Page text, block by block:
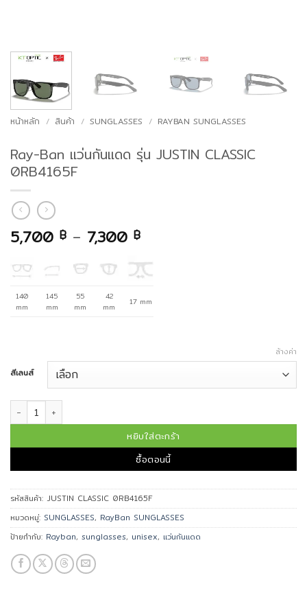
หน้าหลัก / สินค้า / SUNGLASSES / RAYBAN SUNGLASSES
Ray-Ban แว่นกันแดด รุ่น JUSTIN CLASSIC
0RB4165F
5,700 ฿ – 7,300 ฿Price
5,700 ฿
through
140
mm
145
mm
55
mm
42
mm
17 mm
สีเลนส์
ล้างค่า
จำนวน Ray-Ban แว่นกันแดด รุ่น JUSTIN CLASSIC 0RB4165F ชิ้น
หยิบใส่ตะกร้า
ซื้อตอนนี้
รหัสสินค้า: JUSTIN CLASSIC 0RB4165F
หมวดหมู่: SUNGLASSES, RayBan SUNGLASSES
ป้ายกำกับ: Rayban, sunglasses, unisex, แว่นกันแดด